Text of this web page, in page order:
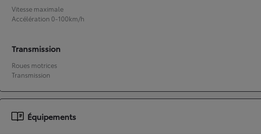
Nouvelle Yaris Cross
Disponible prochainement
Vitesse maximale
Accélération 0-100km/h
Transmission
Roues motrices
Transmission
Équipements